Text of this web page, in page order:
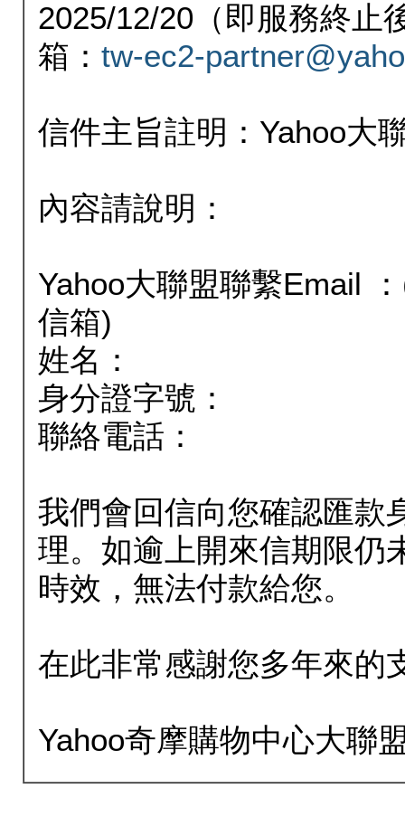
2025/12/20（即服務終止
箱： tw-ec2-
信件主旨註明：Yahoo大
內容請說明：
Yahoo大聯盟聯繫Email
信箱)
姓名：
身分證字號：
聯絡電話：
我們會回信向您確認匯款
理。如逾上開來信期限仍
時效，無法付款給您。
在此非常感謝您多年來的
Yahoo奇摩購物中心大